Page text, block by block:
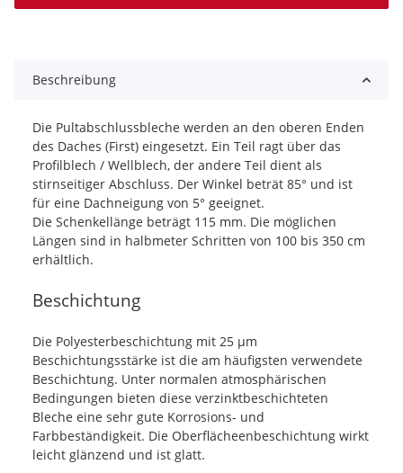
Beschreibung
Die Pultabschlussbleche werden an den oberen Enden
des Daches (First) eingesetzt. Ein Teil ragt über das
Profilblech / Wellblech, der andere Teil dient als
stirnseitiger Abschluss. Der Winkel beträt 85° und ist
für eine Dachneigung von 5° geeignet.
Die Schenkellänge beträgt 115 mm. Die möglichen
Längen sind in halbmeter Schritten von 100 bis 350 cm
erhältlich.
Beschichtung
Die Polyesterbeschichtung mit 25 µm
Beschichtungsstärke ist die am häufigsten verwendete
Beschichtung. Unter normalen atmosphärischen
Bedingungen bieten diese verzinktbeschichteten
Bleche eine sehr gute Korrosions- und
Farbbeständigkeit. Die Oberflächeenbeschichtung wirkt
leicht glänzend und ist glatt.